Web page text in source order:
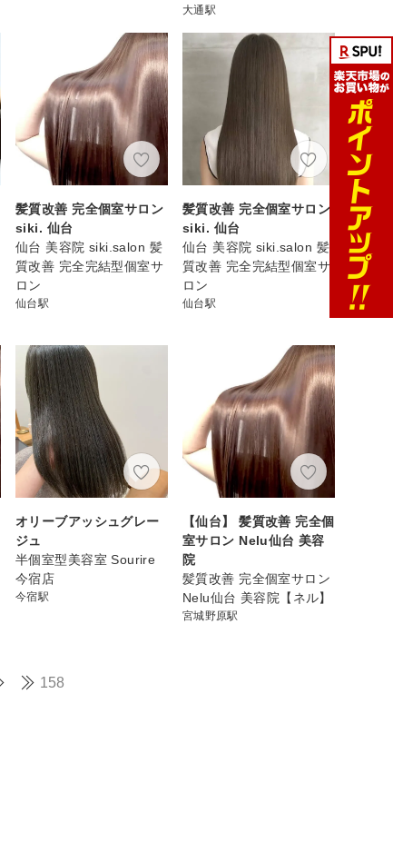
大通駅
髪質改善 完全個室サロン
siki. 仙台
仙台 美容院 siki.salon 髪
質改善 完全完結型個室サ
ロン
仙台駅
髪質改善 完全個室サロン
siki. 仙台
仙台 美容院 siki.salon 髪
質改善 完全完結型個室サ
ロン
仙台駅
オリーブアッシュグレー
ジュ
半個室型美容室 Sourire
今宿店
今宿駅
【仙台】 髪質改善 完全個
室サロン Nelu仙台 美容
院
髪質改善 完全個室サロン
Nelu仙台 美容院【ネル】
宮城野原駅
158